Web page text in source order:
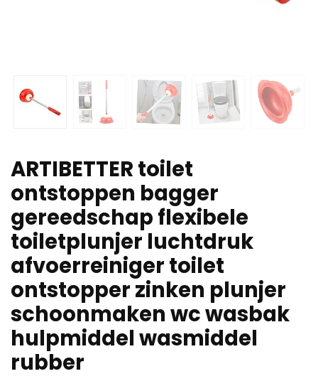
ARTIBETTER toilet
ontstoppen bagger
gereedschap flexibele
toiletplunjer luchtdruk
afvoerreiniger toilet
ontstopper zinken plunjer
schoonmaken wc wasbak
hulpmiddel wasmiddel
rubber